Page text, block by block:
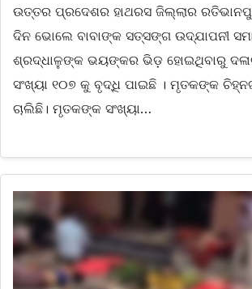
ଉତ୍ତର ପ୍ରଦେଶର ହାଥରସ ଜିଲ୍ଲାର
ଦିନ ଭୋଲେ ବାବାଙ୍କ ସତ୍‌ସଙ୍ଗ ଉଦ୍‌ଯାପନୀ
ଶ୍ରଦ୍ଧାଳୁଙ୍କ ଭୟଙ୍କର ଭିଡ଼ ହୋଇଥିବାରୁ
ସଂଖ୍ୟା ୧୦୭ କୁ ବୃଦ୍ଧି ପାଇଛି । ମୃତକଙ୍କ
ଚାଲିଛି। ମୃତକଙ୍କ ସଂଖ୍ୟା…